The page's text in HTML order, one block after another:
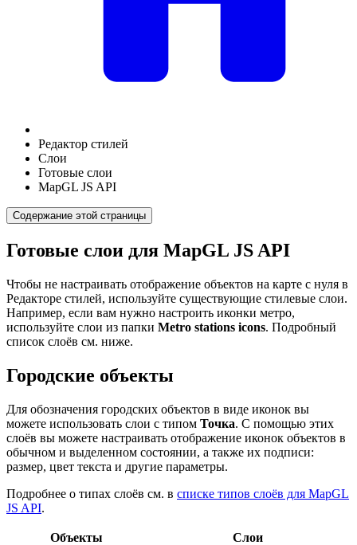
Редактор стилей
Слои
Готовые слои
MapGL JS API
Содержание этой страницы
Готовые слои для MapGL JS API
Чтобы не настраивать отображение объектов на карте с нуля в
Редакторе стилей, используйте существующие стилевые слои.
Например, если вам нужно настроить иконки метро,
используйте слои из папки Metro stations icons. Подробный
список слоёв см. ниже.
Городские объекты
Для обозначения городских объектов в виде иконок вы
можете использовать слои с типом Точка. С помощью этих
слоёв вы можете настраивать отображение иконок объектов в
обычном и выделенном состоянии, а также их подписи:
размер, цвет текста и другие параметры.
Подробнее о типах слоёв см. в списке типов слоёв для MapGL
JS API.
Объекты Слои